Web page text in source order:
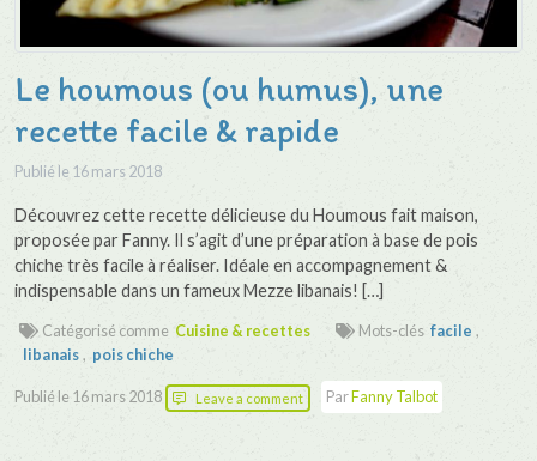
Le houmous (ou humus), une
recette facile & rapide
Publié le 16 mars 2018
Découvrez cette recette délicieuse du Houmous fait maison,
proposée par Fanny. Il s’agit d’une préparation à base de pois
chiche très facile à réaliser. Idéale en accompagnement &
indispensable dans un fameux Mezze libanais! […]
Catégorisé comme Cuisine & recettes Mots-clés facile ,
libanais, pois chiche
Publié le 16 mars 2018 Leave a comment ParFanny Talbot